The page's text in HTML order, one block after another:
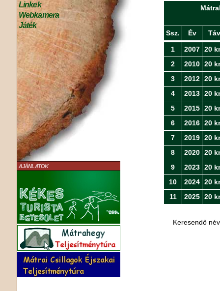
Linkek
Webkamera
Játék
AJÁNLATOK
Ssz. Év Táv
1 2007 20
2
2010 20
3
2012 20
4
2013 20
5
2015 20
6
2016 20
7
2019 20
8
2020 20
9
2023 20
10
2024 20
11
2025 20
Keresendő